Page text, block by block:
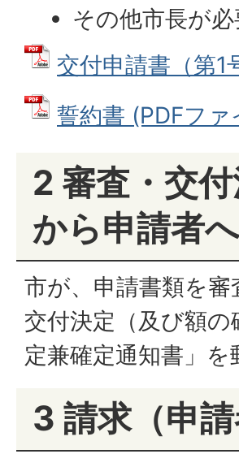
その他市長が
交付申請書（第
誓約書 (PDFフ
2 審査・交
から申請者へ
市が、申請書類を
交付決定（及び額
定兼確定通知書」
3 請求（申